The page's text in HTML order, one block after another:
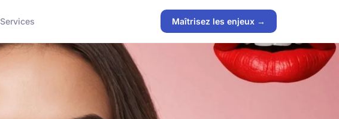
Services Maîtrisez les enjeux →